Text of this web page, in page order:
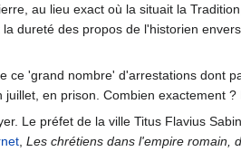
au lieu exact où la situait la
dureté des propos de l'historien
'grand nombre' d'arrestations dont
en prison. Combien exactement
Le préfet de la ville Titus Flavius
Les chrétiens dans l'empire romain,